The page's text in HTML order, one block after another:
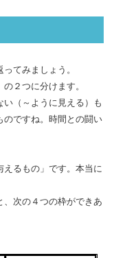
てみましょう。
の２つに分けます。
い（～ように見える）も
のですね。時間との闘い
えるもの」です。本当に
、次の４つの枠ができあ